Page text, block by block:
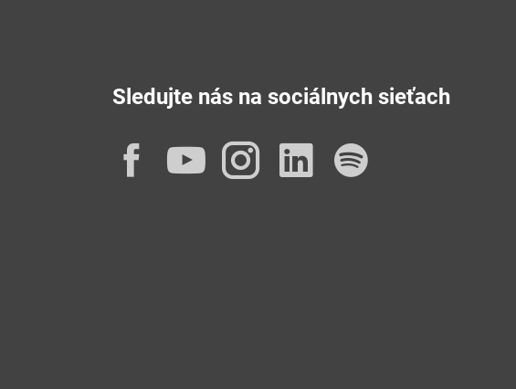
Sledujte nás na sociálnych sieťach
Facebook
YouTube
Instagram
LinkedIn